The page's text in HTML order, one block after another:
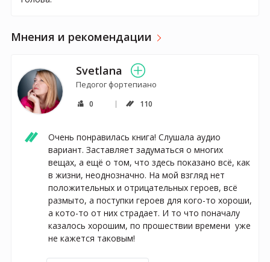
Мнения и рекомендации
Svetlana
Педогог фортепиано
0 110
Очень понравилась книга! Слушала аудио
вариант. Заставляет задуматься о многих
вещах, а ещё о том, что здесь показано всё, как
в жизни, неоднозначно. На мой взгляд нет
положительных и отрицательных героев, всё
размыто, а поступки героев для кого-то хороши,
а кото-то от них страдает. И то что поначалу
казалось хорошим, по прошествии времени  уже
не кажется таковым!